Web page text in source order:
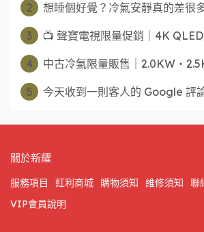
2 想睡個好覺？冷氣安靜真的差很
3 📺 聲寶電視限量促銷｜4K
4 中古冷氣限量販售｜2.0KW・
5 今天收到一則客人的 Google 評
關於新耀
服務項目 紅利商城 購物須知 維修須知 聯
VIP會員說明